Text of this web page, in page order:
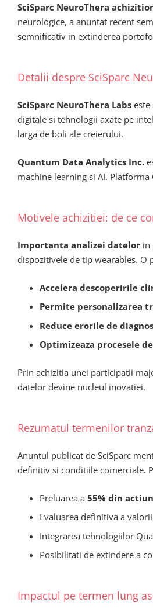
SciSparc NeuroThera
neurologice, a anuntat recent
semnificativ in extinderea
Detalii despre SciSparc
SciSparc NeuroThera Labs este
digitale si tehnologii axate pe
larga de boli ale creierului.
Quantum Data Analytics Inc.
machine learning si AI.
Motivele achizitiei: de ce
Importanta analizei datelor in
dispozitivele de tip wearables. O
Accelera descoperirile
Permite personalizarea
Reduce erorile de
Optimizeaza procesele
Prin achizitia unei participatii
datelor devine nucleul inovatiei.
Rezumatul termenilor
Anuntul publicat de SciSparc
definitiv si conditiile comerciale.
Preluarea a 55% din
Evaluarea definitiva a
Integrarea tehnologiilor
Posibilitati de extindere a
Impactul pe termen lung